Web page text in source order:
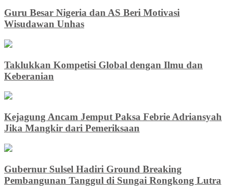
Guru Besar Nigeria dan AS Beri Motivasi
Wisudawan Unhas
Taklukkan Kompetisi Global dengan Ilmu dan
Keberanian
Kejagung Ancam Jemput Paksa Febrie Adriansyah
Jika Mangkir dari Pemeriksaan
Gubernur Sulsel Hadiri Ground Breaking
Pembangunan Tanggul di Sungai Rongkong Lutra